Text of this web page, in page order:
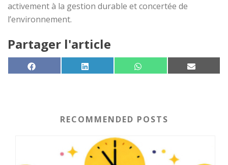
activement à la gestion durable et concertée de
l’environnement.
Partager l'article
RECOMMENDED POSTS